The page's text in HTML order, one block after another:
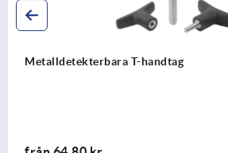
Antistatiska T-handtag